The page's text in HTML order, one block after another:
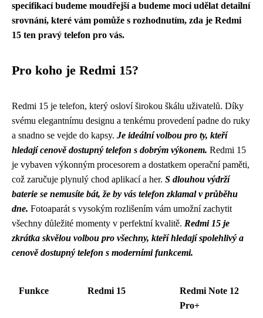
specifikací budeme moudřejší a budeme moci udělat detailní
srovnání, které vám pomůže s rozhodnutím, zda je Redmi
15 ten pravý telefon pro vás.
Pro koho je Redmi 15?
Redmi 15 je telefon, který osloví širokou škálu uživatelů. Díky
svému elegantnímu designu a tenkému provedení padne do ruky
a snadno se vejde do kapsy. Je ideální volbou pro ty, kteří
hledají cenově dostupný telefon s dobrým výkonem. Redmi 15
je vybaven výkonným procesorem a dostatkem operační paměti,
což zaručuje plynulý chod aplikací a her. S dlouhou výdrží
baterie se nemusíte bát, že by vás telefon zklamal v průběhu
dne. Fotoaparát s vysokým rozlišením vám umožní zachytit
všechny důležité momenty v perfektní kvalitě. Redmi 15 je
zkrátka skvělou volbou pro všechny, kteří hledají spolehlivý a
cenově dostupný telefon s moderními funkcemi.
Funkce Redmi 15
Redmi Note 12
Pro+